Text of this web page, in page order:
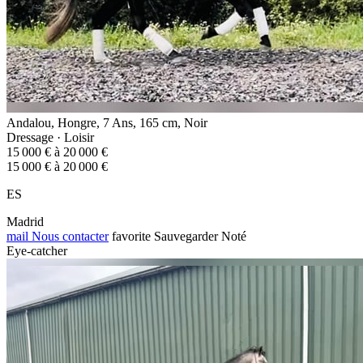
Andalou, Hongre, 7 Ans, 165 cm, Noir
Dressage · Loisir
15 000 € à 20 000 €
15 000 € à 20 000 €
ES
Madrid
mail Nous contacter favorite Sauvegarder Noté
Eye-catcher